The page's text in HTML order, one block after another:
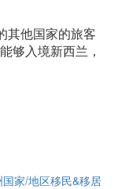
其他国家的旅客
够入境新西兰，
家/地区移民&移居